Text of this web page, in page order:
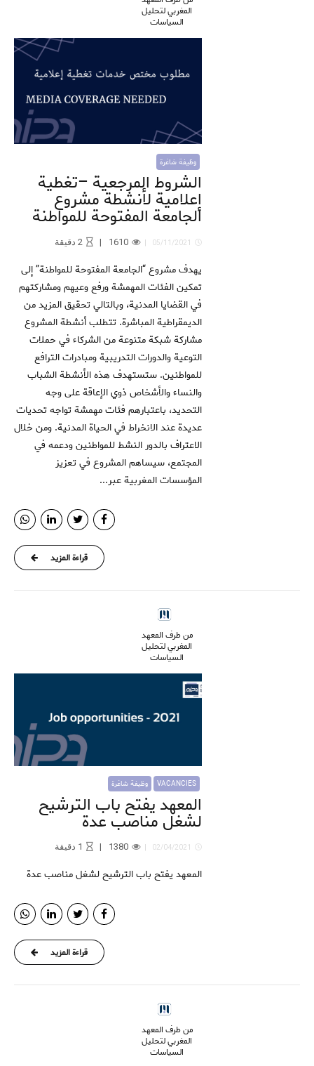
المغربي لتحليل
السياسات
وظيفة شاغرة
الشروط المرجعية –تغطية
إعلامية لأنشطة مشروع
الجامعة المفتوحة للمواطنة
05/11/2021
1610
2دقيقة
يهدف مشروع “الجامعة المفتوحة للمواطنة” إلى
تمكين الفئات المهمشة ورفع وعيهم ومشاركتهم
في القضايا المدنية، وبالتالي تحقيق المزيد من
الديمقراطية المباشرة. تتطلب أنشطة المشروع
مشاركة شبكة متنوعة من الشركاء في حملات
التوعية والدورات التدريبية ومبادرات الترافع
للمواطنين. ستستهدف هذه الأنشطة الشباب
والنساء والأشخاص ذوي الإعاقة على وجه
التحديد، باعتبارهم فئات مهمشة تواجه تحديات
عديدة عند الانخراط في الحياة المدنية. ومن خلال
الاعتراف بالدور النشط للمواطنين ودعمه في
المجتمع، سيساهم المشروع في تعزيز
المؤسسات المغربية عبر...
قراءة المزيد
من طرف المعهد
المغربي لتحليل
السياسات
VACANCIES وظيفة شاغرة
المعهد يفتح باب الترشيح
لشغل مناصب عدة
02/04/2021
1380
1 دقيقة
المعهد يفتح باب الترشيح لشغل مناصب عدة
قراءة المزيد
من طرف المعهد
المغربي لتحليل
السياسات